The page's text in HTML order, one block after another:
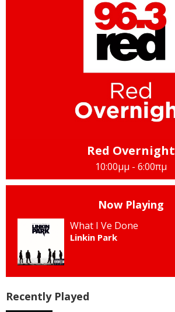
Red Overnight
10:00μμ - 6:00πμ
Now Playing
What I Ve Done
Linkin Park
Recently Played